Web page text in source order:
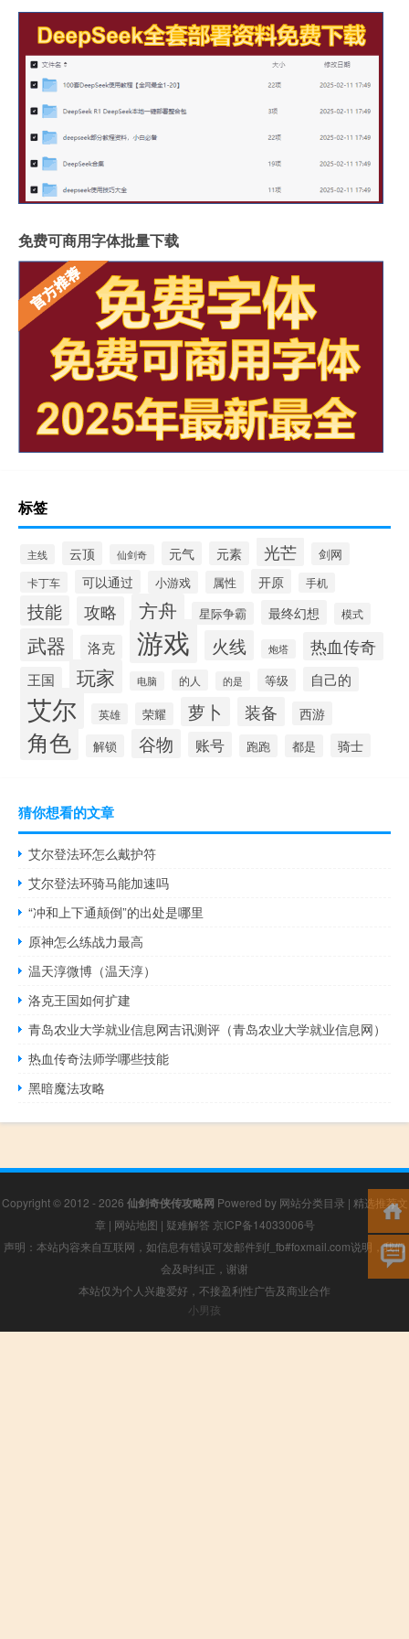
免费可商用字体批量下载
标签
主线 云顶 仙剑奇 元气 元素 光芒 剑网
卡丁车 可以通过 小游戏 属性 开原 手机
技能 攻略 方舟 星际争霸 最终幻想 模式
武器 洛克 游戏 火线 炮塔 热血传奇
王国 玩家 电脑 的人 的是 等级 自己的
艾尔 英雄 荣耀 萝卜 装备 西游
角色 解锁 谷物 账号 跑跑 都是 骑士
猜你想看的文章
艾尔登法环怎么戴护符
艾尔登法环骑马能加速吗
“冲和上下通颠倒”的出处是哪里
原神怎么练战力最高
温天淳微博（温天淳）
洛克王国如何扩建
青岛农业大学就业信息网吉讯测评（青岛农业大学就业信息网）
热血传奇法师学哪些技能
黑暗魔法攻略
Copyright © 2012 - 2026 仙剑奇侠传攻略网 Powered by 网站分类目录 | 精选推荐文
章 | 网站地图 | 疑难解答 京ICP备14033006号
声明：本站内容来自互联网，如信息有错误可发邮件到f_fb#foxmail.com说明，我们
会及时纠正，谢谢
本站仅为个人兴趣爱好，不接盈利性广告及商业合作
小男孩